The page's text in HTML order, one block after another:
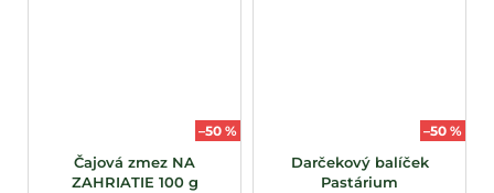
–50 %
Čajová zmez NA
ZAHRIATIE 100 g
–50 %
Darčekový balíček
Pastárium